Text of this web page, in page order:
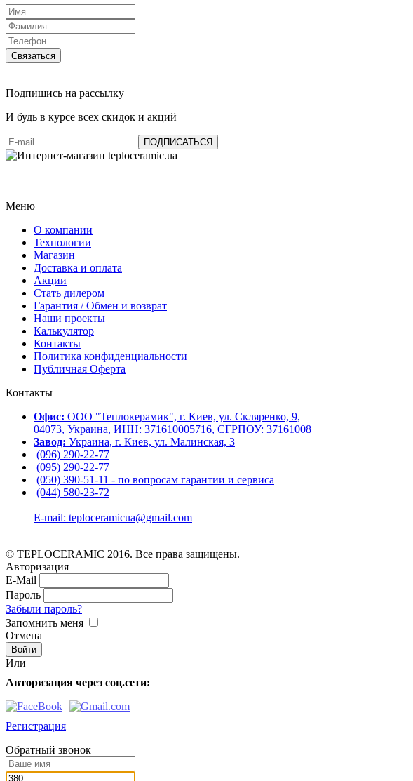
Связаться
Подпишись на рассылку
И будь в курсе всех скидок и акций
Меню
О компании
Технологии
Магазин
Доставка и оплата
Акции
Стать дилером
Гарантия / Обмен и возврат
Наши проекты
Калькулятор
Контакты
Политика конфиденциальности
Публичная Оферта
Контакты
Офис: ООО "Теплокерамик", г. Киев, ул. Скляренко, 9,
04073, Украина, ИНН: 371610005716, ЄГРПОУ: 37161008
Завод: Украина, г. Киев, ул. Малинская, 3
(096) 290-22-77
(095) 290-22-77
(050) 390-51-11 - по вопросам гарантии и cервиса
(044) 580-23-72
E-mail: teploceramicua@gmail.com
© TEPLOCERAMIC 2016. Все права защищены.
Авторизация
E-Mail
Пароль
Забыли пароль?
Запомнить меня
Отмена
Или
Авторизация через соц.сети:
Регистрация
Обратный звонок